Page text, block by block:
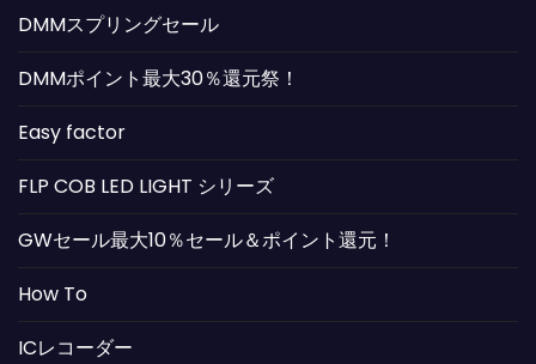
DMMスプリングセール
DMMポイント最大30％還元祭！
Easy factor
FLP COB LED LIGHT シリーズ
GWセール最大10％セール＆ポイント還元！
How To
ICレコーダー